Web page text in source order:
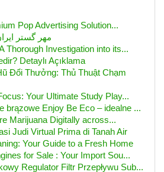
Pop Advertising Solution...
مهر گستر
Thorough Investigation into its...
Detaylı Açıklama
Đổi Thưởng: Thủ Thuật Chạm
Your Ultimate Study Play...
brązowe Enjoy Be Eco – idealne ...
Marijuana Digitally across...
Judi Virtual Prima di Tanah Air
Your Guide to a Fresh Home
for Sale : Your Import Sou...
Regulator Filtr Przepływu Sub...